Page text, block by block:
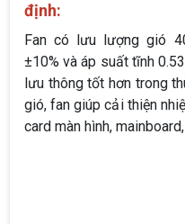
định:
Fan có lưu lượng gió
±10% và áp suất tĩnh
lưu thông tốt hơn trong
gió, fan giúp cải thiện
card màn hình,